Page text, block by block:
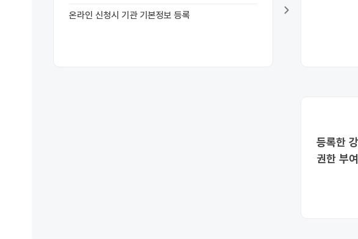
온라인 신청시 기관 기본정보 등록
등록한
권한 부여